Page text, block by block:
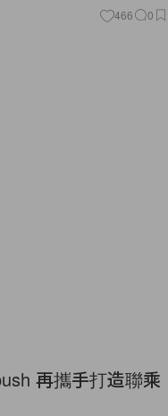
466 0
再攜手打造聯乘